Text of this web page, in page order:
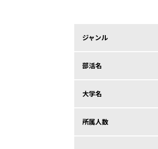
ジャンル
部活名
大学名
所属人数